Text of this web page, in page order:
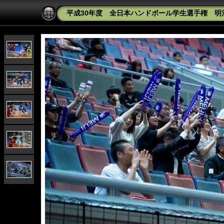
平成30年度 全日本ハンドボール学生選手権